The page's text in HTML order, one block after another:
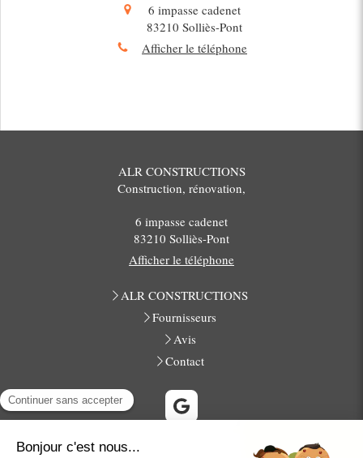
6 impasse cadenet
83210 Solliès-Pont
Afficher le téléphone
ALR CONSTRUCTIONS
Construction, rénovation,
6 impasse cadenet
83210 Solliès-Pont
Afficher le téléphone
ALR CONSTRUCTIONS
Fournisseurs
Avis
Contact
La Farlède, Solliès-Toucas, La Crau, Cuers, La Garde, Pierrefeu-